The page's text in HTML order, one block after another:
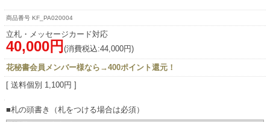
KF_PA020004
立札・メッセージカード対応
40,000円 (消費税込:44,000円)
花秘書会員メンバー様なら→400ポイント還元！
[ 送料個別 1,100円 ]
■札の頭書き（札をつける場合は必須）